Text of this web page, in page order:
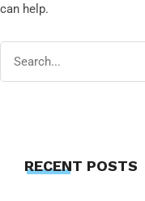
can help.
RECENT POSTS